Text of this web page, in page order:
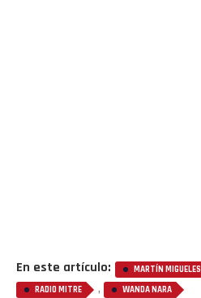
En este artículo: MARTÍN MIGUELES
RADIO MITRE , WANDA NARA
Email